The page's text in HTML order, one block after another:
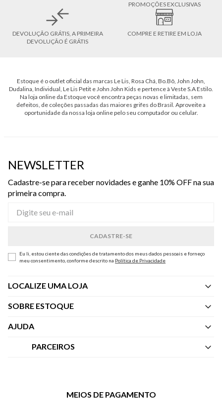
PROMOÇÕES EXCLUSIVAS
DEVOLUÇÃO GRÁTIS, A PRIMEIRA
DEVOLUÇÃO É GRÁTIS
COMPRE E RETIRE EM LOJA
Estoque é o outlet oficial das marcas Le Lis, Rosa Chá, Bo.Bô, John John,
Dudalina, Individual, Le Lis Petit e John John Kids e pertence à Veste S.A Estilo.
Na loja online da Estoque você encontra peças novas e limitadas, sem
defeitos, de coleções passadas das maiores grifes do Brasil. Aproveite a
oportunidade da nossa loja online pelo seu computador ou celular.
NEWSLETTER
Cadastre-se para receber novidades e ganhe 10% OFF na sua
primeira compra.
Eu li, estou ciente das condições de tratamento dos meus dados pessoais e forneço
meu consentimento, conforme descrito na Política de Privacidade
LOCALIZE UMA LOJA
SOBRE ESTOQUE
Quem Somos
AJUDA
Central de Atendimento
Trocas e Devoluções
PARCEIROS
Vai de VisaMEIOS DE PAGAMENTO